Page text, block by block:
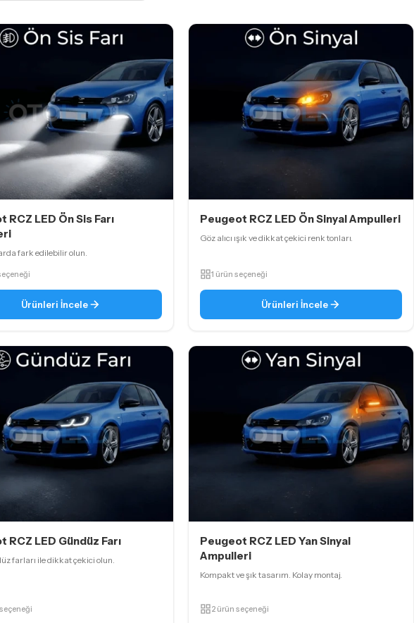
RCZ LED Ön Sis Farı
fark edilebilir olun.
Ürünleri İncele
Peugeot RCZ LED Ön Sinyal Ampulleri
Göz alıcı ışık ve dikkat çekici renk tonları.
1 ürün seçeneği
Ürünleri İncele
RCZ LED Gündüz Farı
farları ile dikkat çekici olun.
Peugeot RCZ LED Yan Sinyal
Ampulleri
Kompakt ve şık tasarım. Kolay montaj.
2 ürün seçeneği